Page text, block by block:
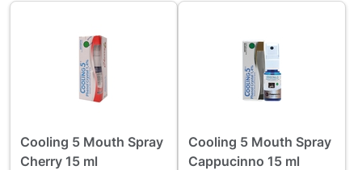
Cooling 5 Mouth Spray
Cherry 15 ml
Cooling 5 Mouth Spray
Cappucinno 15 ml